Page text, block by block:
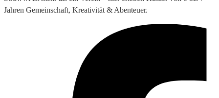
Jahren Gemeinschaft, Kreativität & Abenteuer.